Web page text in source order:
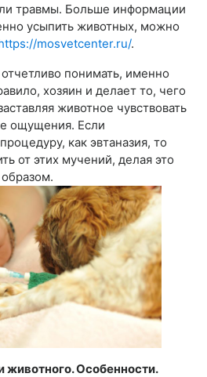
травмы. Больше информации
усыпить животных, можно
mosvetcenter.ru/.
понимать, именно
хозяин и делает то, чего
животное чувствовать
ощущения. Если
как эвтаназия, то
от этих мучений, делая это
животного. Особенности.